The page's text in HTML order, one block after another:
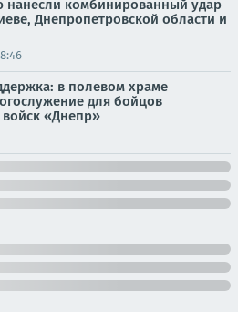
комбинированный удар
Днепропетровской области и
в полевом храме
для бойцов
«Днепр»